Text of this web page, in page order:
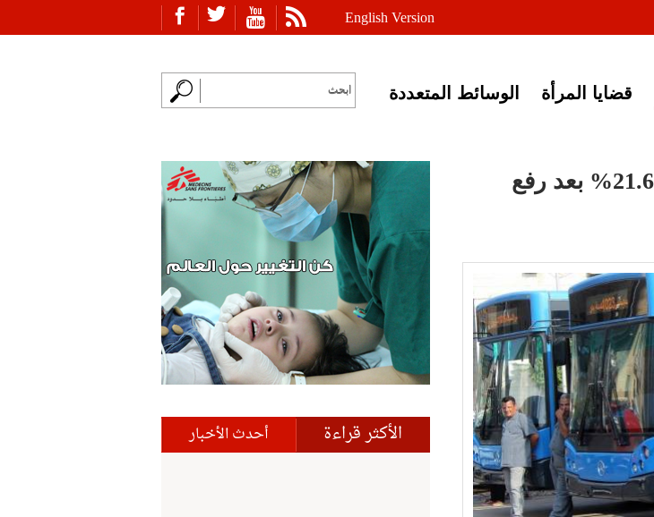
English Version
قضايا المرأة
الوسائط المتعددة
التضخم في النقل والمواصلات يقفز إلى 21.6% بعد رفع
الأكثر قراءة أحدث الأخبار